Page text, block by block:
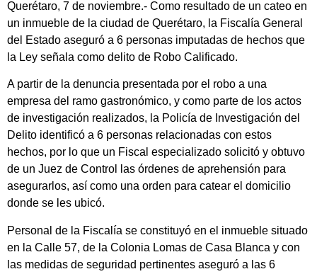
Querétaro, 7 de noviembre.- Como resultado de un cateo en
un inmueble de la ciudad de Querétaro, la Fiscalía General
del Estado aseguró a 6 personas imputadas de hechos que
la Ley señala como delito de Robo Calificado.
A partir de la denuncia presentada por el robo a una
empresa del ramo gastronómico, y como parte de los actos
de investigación realizados, la Policía de Investigación del
Delito identificó a 6 personas relacionadas con estos
hechos, por lo que un Fiscal especializado solicitó y obtuvo
de un Juez de Control las órdenes de aprehensión para
asegurarlos, así como una orden para catear el domicilio
donde se les ubicó.
Personal de la Fiscalía se constituyó en el inmueble situado
en la Calle 57, de la Colonia Lomas de Casa Blanca y con
las medidas de seguridad pertinentes aseguró a las 6